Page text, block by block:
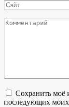
Сайт
Комментарий
Сохранить моё
последующих